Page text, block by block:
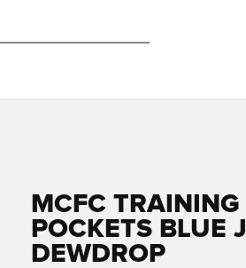
MCFC
POCKETS BLUE
DEWDROP